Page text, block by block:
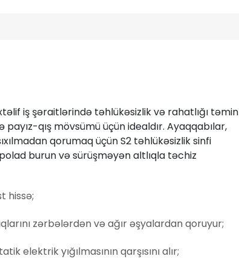
iş şəraitlərində təhlükəsizlik və rahatlığı təmin
payız-qış mövsümü üçün idealdır. Ayaqqabılar,
qorumaq üçün S2 təhlükəsizlik sinfi
burun və sürüşməyən altlıqla təchiz
hissə;
zərbələrdən və ağır əşyalardan qoruyur;
elektrik yığılmasının qarşısını alır;